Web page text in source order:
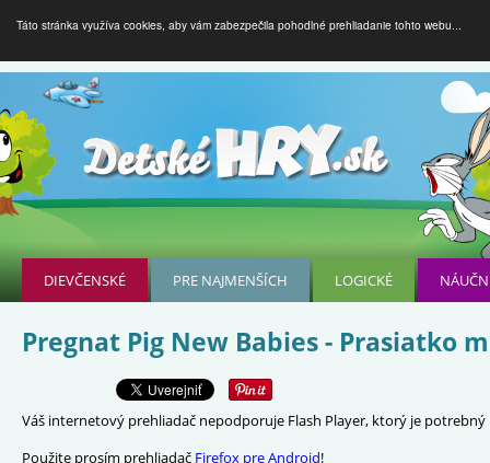
Táto stránka využíva cookies, aby vám zabezpečila pohodlné prehliadanie tohto webu...
DIEVČENSKÉ PRE NAJMENŠÍCH LOGICKÉ
Pregnat Pig New Babies - Prasiatko
Váš internetový prehliadač nepodporuje Flash Player, ktorý je
Použite prosím prehliadač Firefox pre Android!